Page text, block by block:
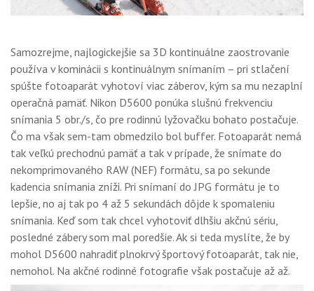
Samozrejme, najlogickejšie sa 3D kontinuálne zaostrovanie
používa v kominácii s kontinuálnym snímaním – pri stlačení
spúšte fotoaparát vyhotoví viac záberov, kým sa mu nezaplní
operačná pamäť. Nikon D5600 ponúka slušnú frekvenciu
snímania 5 obr./s, čo pre rodinnú lyžovačku bohato postačuje.
Čo ma však sem-tam obmedzilo bol buffer. Fotoaparát nemá
tak veľkú prechodnú pamäť a tak v prípade, že snímate do
nekomprimovaného RAW (NEF) formátu, sa po sekunde
kadencia snímania zníži. Pri snímaní do JPG formátu je to
lepšie, no aj tak po 4 až 5 sekundách dôjde k spomaleniu
snímania. Keď som tak chcel vyhotoviť dlhšiu akčnú sériu,
posledné zábery som mal poredšie. Ak si teda myslíte, že by
mohol D5600 nahradiť plnokrvý športový fotoaparát, tak nie,
nemohol. Na akčné rodinné fotografie však postačuje až až.